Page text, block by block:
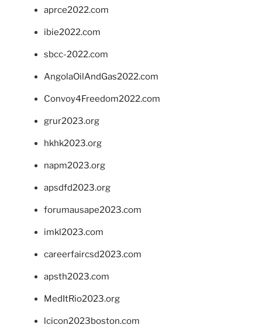
aprce2022.com
ibie2022.com
sbcc-2022.com
AngolaOilAndGas2022.com
Convoy4Freedom2022.com
grur2023.org
hkhk2023.org
napm2023.org
apsdfd2023.org
forumausape2023.com
imkl2023.com
careerfaircsd2023.com
apsth2023.com
MedItRio2023.org
lcicon2023boston.com